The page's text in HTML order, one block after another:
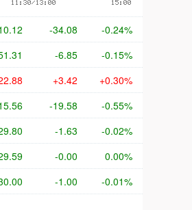
-34.08 -0.24%
-6.85 -0.15%
+3.42 +0.30%
-19.58 -0.55%
-1.63 -0.02%
-0.00 0.00%
-1.00 -0.01%